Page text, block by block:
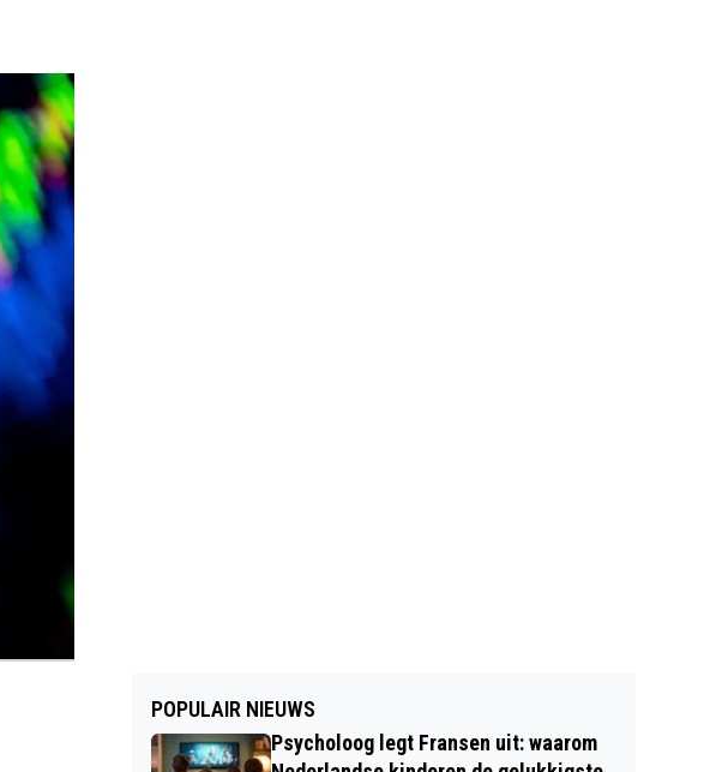
POPULAIR NIEUWS
Psycholoog legt Fransen uit: waarom